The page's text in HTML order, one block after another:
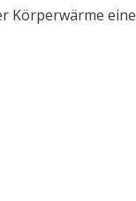
Körperwärme eine